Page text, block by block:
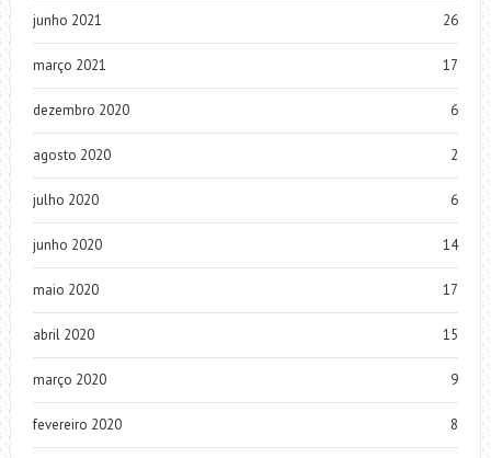
junho 2021 26
março 2021 17
dezembro 2020 6
agosto 2020 2
julho 2020 6
junho 2020 14
maio 2020 17
abril 2020 15
março 2020 9
fevereiro 2020 8